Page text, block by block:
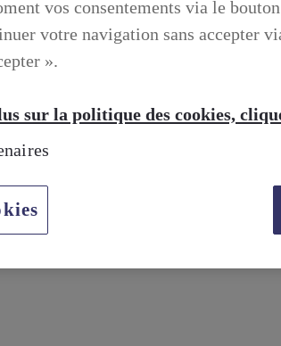
vos consentements via le
votre navigation sans accepter
».
sur la politique des cookies,